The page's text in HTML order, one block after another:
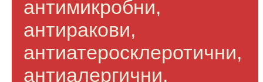
антимикробни,
антиракови,
антиатеросклеротични,
антиалергични,